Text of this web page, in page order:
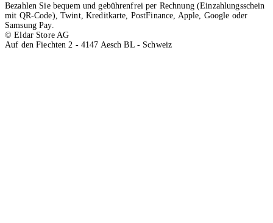
Bezahlen Sie bequem und gebührenfrei per Rechnung (Einzahlungsschein
mit QR-Code), Twint, Kreditkarte, PostFinance, Apple, Google oder
Samsung Pay.
© Eldar Store AG
Auf den Fiechten 2 - 4147 Aesch BL - Schweiz